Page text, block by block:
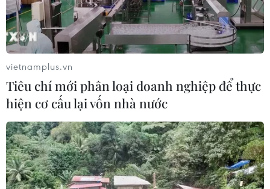
vietnamplus.vn
Tiêu chí mới phân loại doanh nghiệp để thực
hiện cơ cấu lại vốn nhà nước